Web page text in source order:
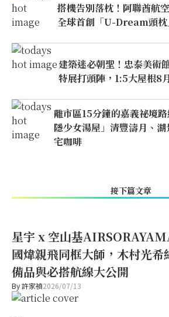
搭機告別落枕！阿聯酋航
全球首創「U-Dream頭枕
建築迷必朝聖！忠泰美術
特展打頭陣，1:5大屋根8
離市區15分鐘的嘉義祕境
隱少女湯屋」清豐濤月、
宅咖啡
接下篇文章
星宇 x 空山基
國煒親飛同框大師，木村光希
備品與必搭航線大公開
By許家禎2026/07/13